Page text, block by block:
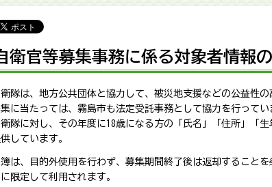
衛官等募集事務に係る対象者情報
衛隊は、地方公共団体と協力して、被災地支援などの公益性
に当たっては、霧島市も法定受託事務として協力を行ってい
衛隊に対し、その年度に18歳になる方の「氏名」「住所」「
しています。
は、目的外使用を行わず、募集期間終了後は返却すること
限定して利用されます。